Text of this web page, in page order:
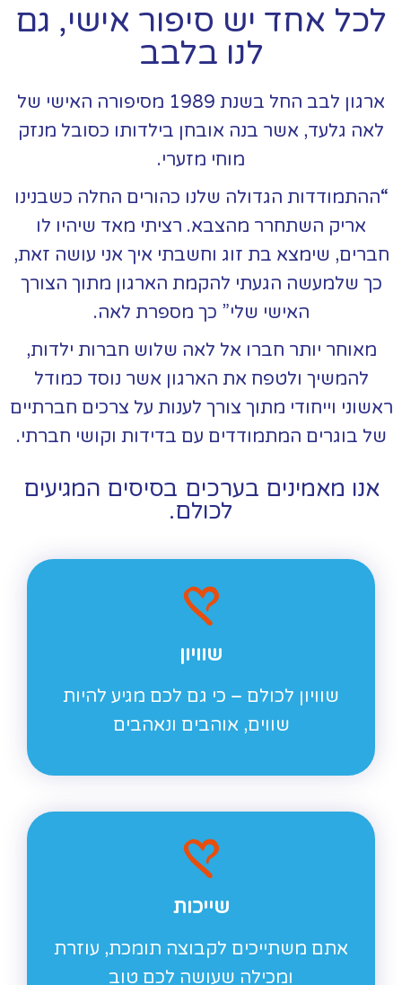
לכל אחד יש סיפור אישי, גם
לנו בלבב
ארגון לבב החל בשנת 1989 מסיפורה האישי של
לאה גלעד, אשר בנה אובחן בילדותו כסובל מנזק
מוחי מזערי.
“ההתמודדות הגדולה שלנו כהורים החלה כשבנינו
אריק השתחרר מהצבא. רציתי מאד שיהיו לו
חברים, שימצא בת זוג וחשבתי איך אני עושה זאת,
כך שלמעשה הגעתי להקמת הארגון מתוך הצורך
האישי שלי” כך מספרת לאה.
מאוחר יותר חברו אל לאה שלוש חברות ילדות,
להמשיך ולטפח את הארגון אשר נוסד כמודל
ראשוני וייחודי מתוך צורך לענות על צרכים חברתיים
של בוגרים המתמודדים עם בדידות וקושי חברתי.
אנו מאמינים בערכים בסיסים המגיעים
לכולם.
שוויון
שוויון לכולם – כי גם לכם מגיע להיות
שווים, אוהבים ונאהבים
שייכות
אתם משתייכים לקבוצה תומכת, עוזרת
ומכילה שעושה לכם טוב